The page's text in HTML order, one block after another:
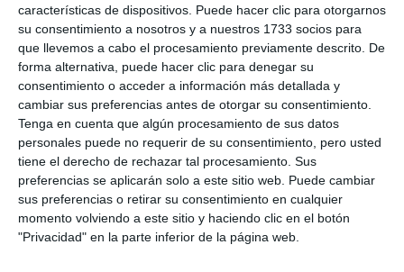
características de dispositivos. Puede hacer clic para otorgarnos
su consentimiento a nosotros y a nuestros 1733 socios para
que llevemos a cabo el procesamiento previamente descrito. De
forma alternativa, puede hacer clic para denegar su
consentimiento o acceder a información más detallada y
cambiar sus preferencias antes de otorgar su consentimiento.
Tenga en cuenta que algún procesamiento de sus datos
personales puede no requerir de su consentimiento, pero usted
tiene el derecho de rechazar tal procesamiento. Sus
preferencias se aplicarán solo a este sitio web. Puede cambiar
sus preferencias o retirar su consentimiento en cualquier
momento volviendo a este sitio y haciendo clic en el botón
"Privacidad" en la parte inferior de la página web.